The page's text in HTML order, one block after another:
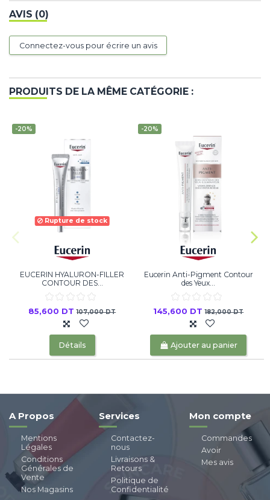
AVIS (0)
Connectez-vous pour écrire un avis
PRODUITS DE LA MÊME CATÉGORIE :
-20%
Rupture de stock
EUCERIN HYALURON-FILLER
CONTOUR DES...
85,600 DT107,000 DT
Détails
-20%
Eucerin Anti-Pigment Contour
des Yeux...
145,600 DT182,000 DT
Ajouter au panier
A Propos
Mentions
Légales
Conditions
Générales de
Vente
Nos Magasins
Services
Contactez-
nous
Livraisons &
Retours
Politique de
Confidentialité
Mon compte
Commandes
Avoir
Mes avis